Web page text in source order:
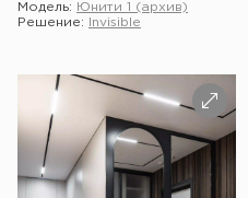
Модель:
Юнити 1 (архив)
Решение:
Invisible